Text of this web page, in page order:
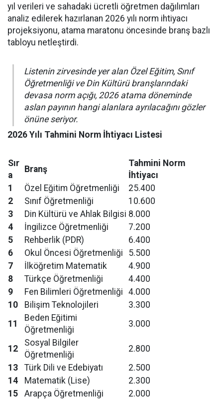
yıl verileri ve sahadaki ücretli öğretmen dağılımları
analiz edilerek hazırlanan 2026 yılı norm ihtiyacı
projeksiyonu, atama maratonu öncesinde branş bazlı
tabloyu netleştirdi.
Listenin zirvesinde yer alan Özel Eğitim, Sınıf
Öğretmenliği ve Din Kültürü branşlarındaki
devasa norm açığı, 2026 atama döneminde
aslan payının hangi alanlara ayrılacağını gözler
önüne seriyor.
2026 Yılı Tahmini Norm İhtiyacı Listesi
Sır
a
Branş
Tahmini Norm
İhtiyacı
1
Özel Eğitim Öğretmenliği
25.400
2
Sınıf Öğretmenliği
10.600
3
Din Kültürü ve Ahlak Bilgisi 8.000
4
İngilizce Öğretmenliği
7.200
5
Rehberlik (PDR)
6.400
6
Okul Öncesi Öğretmenliği
5.500
7
İlköğretim Matematik
4.900
8
Türkçe Öğretmenliği
4.400
9
Fen Bilimleri Öğretmenliği 4.000
10
Bilişim Teknolojileri
3.300
11
Beden Eğitimi
Öğretmenliği
3.000
12
Sosyal Bilgiler
Öğretmenliği
2.800
13
Türk Dili ve Edebiyatı
2.500
14
Matematik (Lise)
2.300
15
Arapça Öğretmenliği 2.000